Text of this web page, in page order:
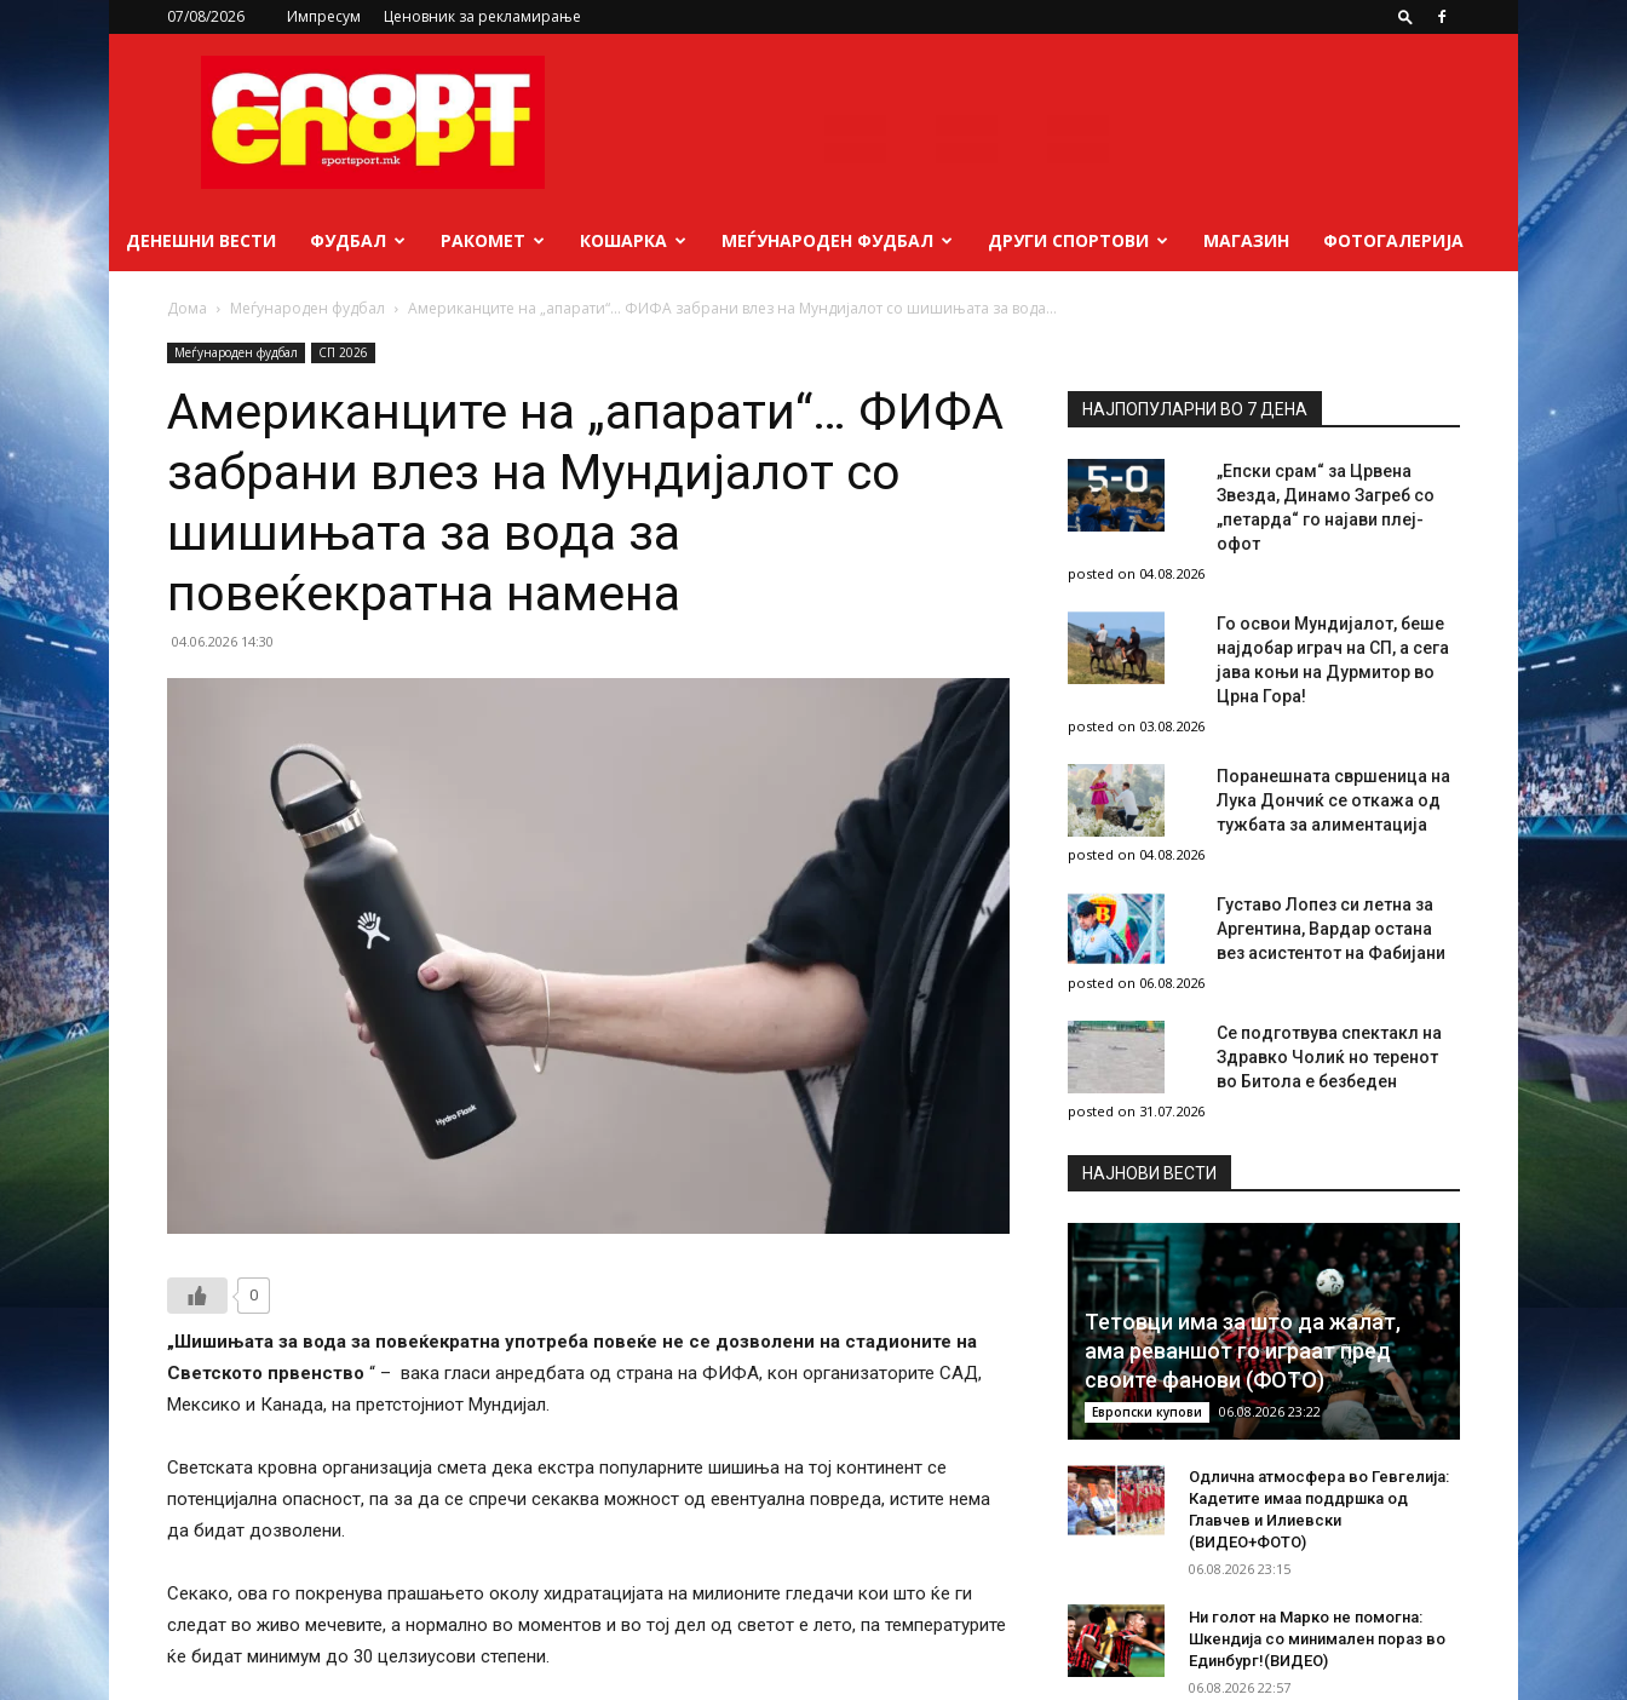
07/08/2026 Импресум Ценовник за рекламирање
sportsport.mk
ДЕНЕШНИ ВЕСТИ ФУДБАЛ РАКОМЕТ КОШАРКА МЕЃУНАРОДЕН ФУДБАЛ ДРУГИ СПОРТОВИ МАГАЗИН ФОТОГАЛЕРИЈА
Дома Меѓународен фудбал Американците на „апарати“… ФИФА забрани влез на Мундијалот со шишињата за вода...
Меѓународен фудбал СП 2026
Американците на „апарати“… ФИФА
забрани влез на Мундијалот со
шишињата за вода за
повеќекратна намена
04.06.2026 14:30
0
„Шишињата за вода за повеќекратна употреба повеќе не се дозволени на стадионите на
Светското првенство “ – вака гласи анредбата од страна на ФИФА, кон организаторите САД,
Мексико и Канада, на претстојниот Мундијал.
Светската кровна организација смета дека екстра популарните шишиња на тој континент се
потенцијална опасност, па за да се спречи секаква можност од евентуална повреда, истите нема
да бидат дозволени.
Секако, ова го покренува прашањето околу хидратацијата на милионите гледачи кои што ќе ги
следат во живо мечевите, а нормално во моментов и во тој дел од светот е лето, па температурите
ќе бидат минимум до 30 целзиусови степени.
НАЈПОПУЛАРНИ ВО 7 ДЕНА
„Епски срам“ за Црвена
Звезда, Динамо Загреб со
„петарда“ го најави плеј-
офот
posted on 04.08.2026
Го освои Мундијалот, беше
најдобар играч на СП, а сега
јава коњи на Дурмитор во
Црна Гора!
posted on 03.08.2026
Поранешната свршеница на
Лука Дончиќ се откажа од
тужбата за алиментација
posted on 04.08.2026
Густаво Лопез си летна за
Аргентина, Вардар остана
вез асистентот на Фабијани
posted on 06.08.2026
Се подготвува спектакл на
Здравко Чолиќ но теренот
во Битола е безбеден
posted on 31.07.2026
НAЈНОВИ ВЕСТИ
Тетовци има за што да жалат,
ама реваншот го играат пред
своите фанови (ФОТО)
Европски купови 06.08.2026 23:22
Одлична атмосфера во Гевгелија:
Кадетите имаа поддршка од
Главчев и Илиевски
(ВИДЕО+ФОТО)
06.08.2026 23:15
Ни голот на Марко не помогна:
Шкендија со минимален пораз во
Единбург!(ВИДЕО)
06.08.2026 22:57